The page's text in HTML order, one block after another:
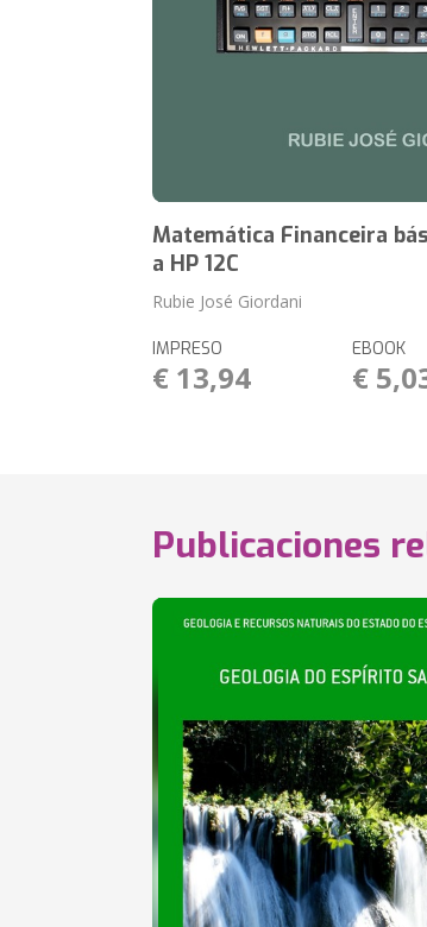
Matemática Financeira
a HP 12C
Rubie José Giordani
IMPRESO
€ 13,94
EBOOK
€
Publicaciones